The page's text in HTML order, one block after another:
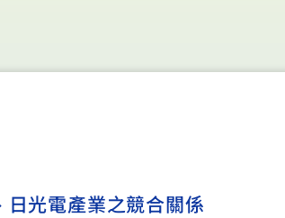
光電產業之競合關係